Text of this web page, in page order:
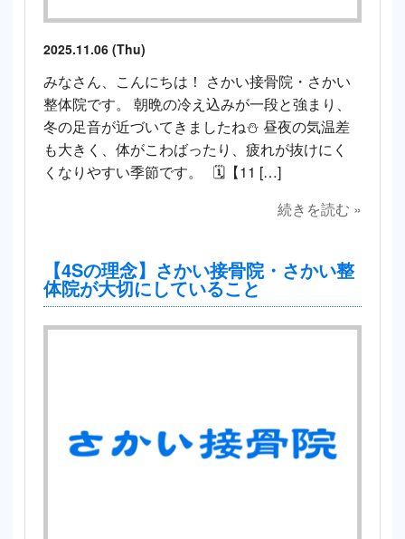
2025.11.06 (Thu)
みなさん、こんにちは！ さかい接骨院・さかい
整体院です。 朝晩の冷え込みが一段と強まり、
冬の足音が近づいてきましたね⛄ 昼夜の気温差
も大きく、体がこわばったり、疲れが抜けにく
くなりやすい季節です。 🗓【11 […]
続きを読む »
【4Sの理念】さかい接骨院・さかい整
体院が大切にしていること